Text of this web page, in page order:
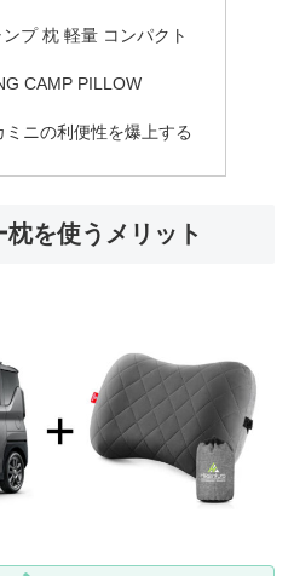
プ 枕 軽量 コンパクト
CAMP PILLOW
ニの利便性を爆上する
を使うメリット